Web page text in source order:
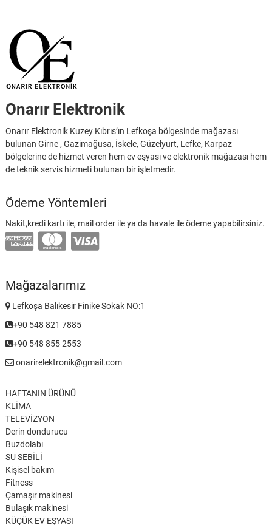
Onarır Elektronik
Onarır Elektronik Kuzey Kıbrıs’ın Lefkoşa bölgesinde mağazası
bulunan Girne , Gazimağusa, İskele, Güzelyurt, Lefke, Karpaz
bölgelerine de hizmet veren hem ev eşyası ve elektronik mağazası hem
de teknik servis hizmeti bulunan bir işletmedir.
Ödeme Yöntemleri
Nakit,kredi kartı ile, mail order ile ya da havale ile ödeme yapabilirsiniz.
Mağazalarımız
Lefkoşa Balıkesir Finike Sokak NO:1
+90 548 821 7885
+90 548 855 2553
onarirelektronik@gmail.com
HAFTANIN ÜRÜNÜ
KLİMA
TELEVİZYON
Derin dondurucu
Buzdolabı
SU SEBİLİ
Kişisel bakım
Fitness
Çamaşır makinesi
Bulaşık makinesi
KÜÇÜK EV EŞYASI